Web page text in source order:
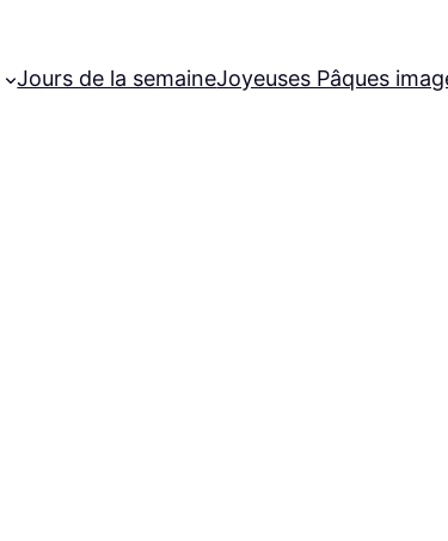
Jours de la semaineJoyeuses Pâques